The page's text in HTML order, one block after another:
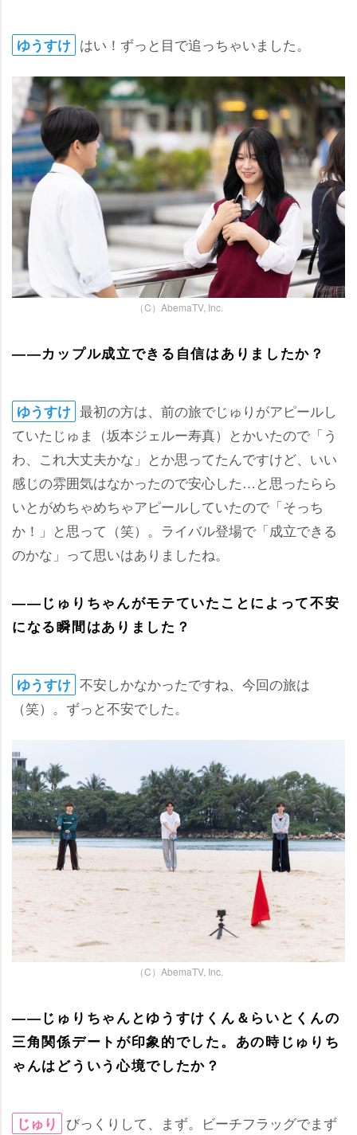
ゆうすけ はい！ずっと目で追っちゃいました。
（C）AbemaTV, Inc.
――カップル成立できる自信はありましたか？
ゆうすけ 最初の方は、前の旅でじゅりがアピールし
ていたじゅま（坂本ジェルー寿真）とかいたので「う
わ、これ大丈夫かな」とか思ってたんですけど、いい
感じの雰囲気はなかったので安心した…と思ったらら
いとがめちゃめちゃアピールしていたので「そっち
か！」と思って（笑）。ライバル登場で「成立できる
のかな」って思いはありましたね。
――じゅりちゃんがモテていたことによって不安
になる瞬間はありました？
ゆうすけ 不安しかなかったですね、今回の旅は
（笑）。ずっと不安でした。
（C）AbemaTV, Inc.
――じゅりちゃんとゆうすけくん＆らいとくんの
三角関係デートが印象的でした。あの時じゅりち
ゃんはどういう心境でしたか？
じゅり
びっくりして、まず。ビーチフラッグでまず